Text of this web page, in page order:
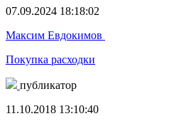
07.09.2024 18:18:02
Максим Евдокимов
Покупка расходки
публикатор
11.10.2018 13:10:40